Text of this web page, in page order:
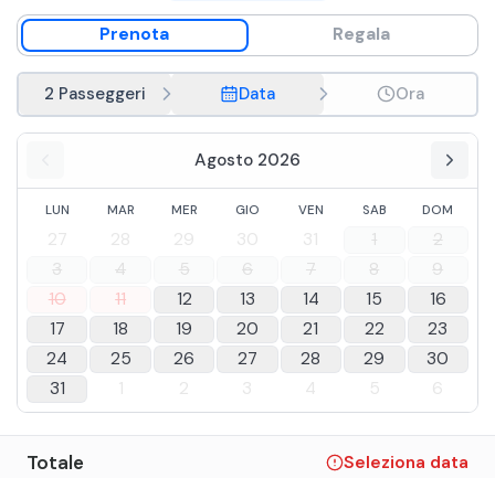
Prenota Regala
2 Passeggeri Data Ora
Agosto 2026
LUN MAR MER GIO VEN SAB DOM
27 28 29 30 31 1
2
3
4 5 6 7 8
9
10
11 12 13 14 15
16
17
18 19 20 21 22
23
24
25 26 27 28 29
30
31
1 2 3 4 5 6
Totale Seleziona data